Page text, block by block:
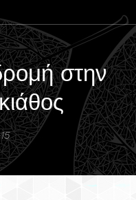
στην